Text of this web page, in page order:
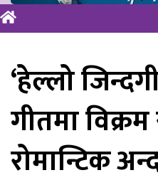
‘हेल्लो
गीतमा
रोमान्टिक